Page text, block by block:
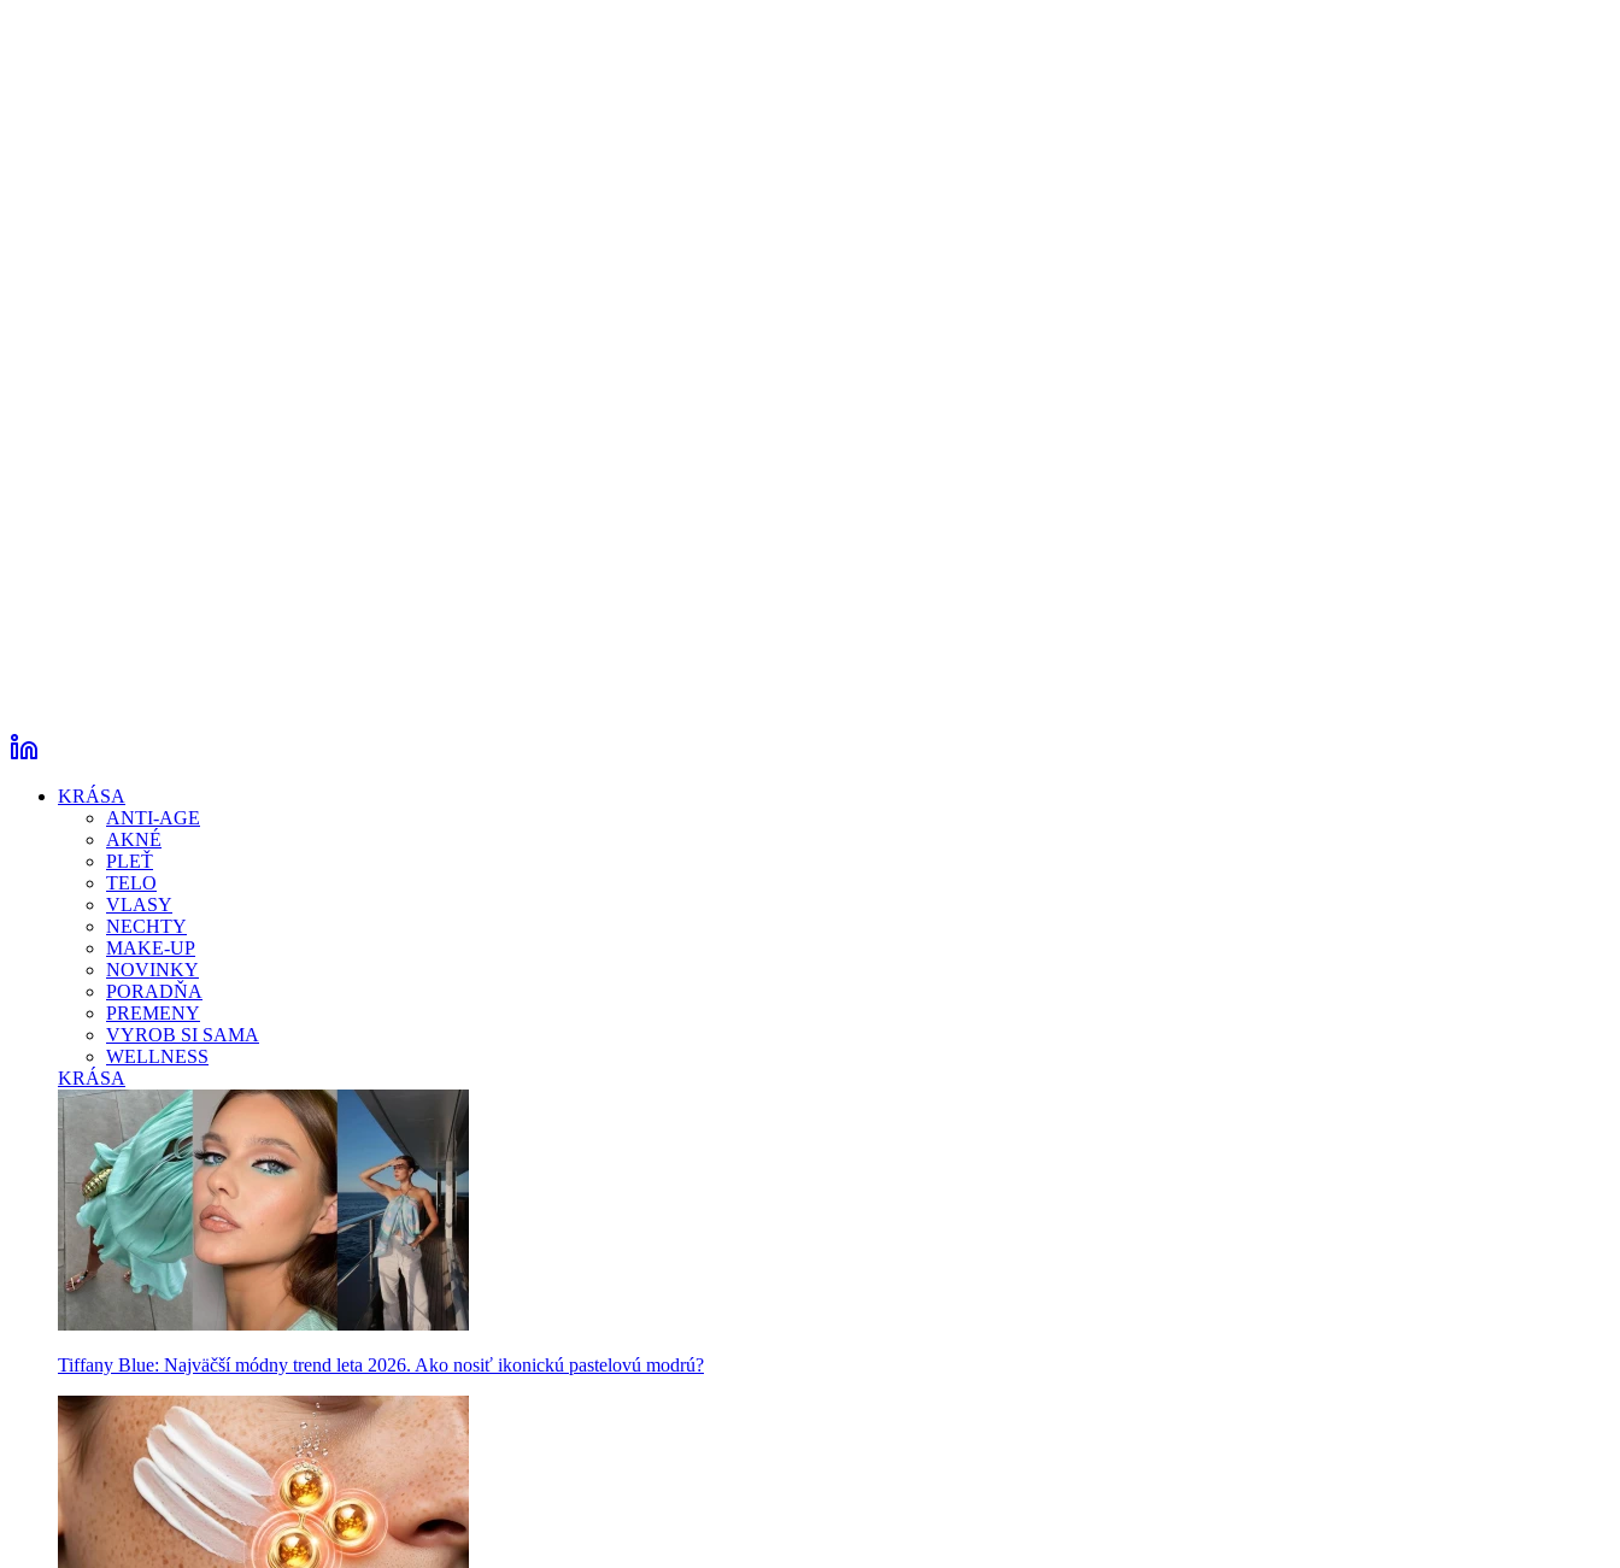
KRÁSA
ANTI-AGE
AKNÉ
PLEŤ
TELO
VLASY
NECHTY
MAKE-UP
NOVINKY
PORADŇA
PREMENY
VYROB SI SAMA
WELLNESS
KRÁSA
Tiffany Blue: Najväčší módny trend leta 2026. Ako nosiť ikonickú pastelovú modrú?